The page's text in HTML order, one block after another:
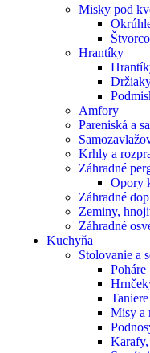
Misky pod
Hrantíky
Amfory
Pareniská a
Krhly a
Záhradné
Opory
Záhradné
Zeminy,
Záhradné
Kuchyňa
Stolovanie a
Poháre
Taniere
Misy a